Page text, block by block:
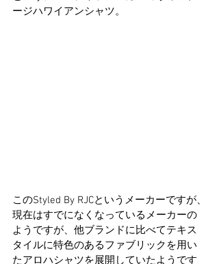
ージハワイアンシャツ。
このStyled By RJCというメーカーですが、
現在はすでになくなっているメーカーの
ようですが、他ブランドに比べてテキス
タイルに特色のあるファブリックを用い
たアロハシャツを展開していたようです